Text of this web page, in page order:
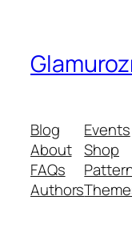
Blog
About
FAQs
Authors
Events
Shop